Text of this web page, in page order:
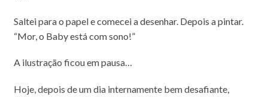
Saltei para o papel e comecei a desenhar. Depois a pintar.
“Mor, o Baby está com sono!”
A ilustração ficou em pausa…
Hoje, depois de um dia internamente bem desafiante,